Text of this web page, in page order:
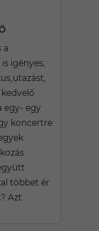
a
igényes,
kedvelő
egy- egy
koncertre
többet ér.
Azt